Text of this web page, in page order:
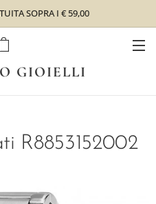
SOPRA I € 59,00
GIOIELLI
R8853152002